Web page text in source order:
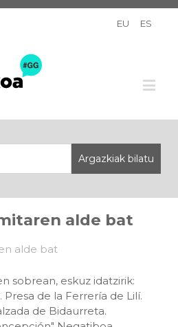
EU ES
alde bat
sobrean, eskuz idatzirik:
de la Ferrería de Lilí.
de Bidaurreta.